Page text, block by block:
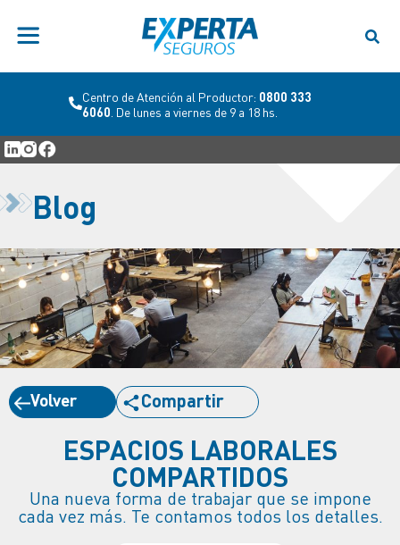
Centro de Atención al Productor: 0800 333
6060 . De lunes a viernes de 9 a 18 hs.
Blog
Volver Compartir
ESPACIOS LABORALES
COMPARTIDOS
Una nueva forma de trabajar que se impone
cada vez más. Te contamos todos los detalles.